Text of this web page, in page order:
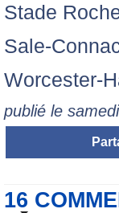
Stade
Sale-
Worcester-
publié le
16